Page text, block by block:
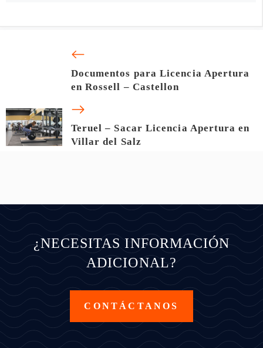
Documentos para Licencia Apertura
en Rossell – Castellon
Teruel – Sacar Licencia Apertura en
Villar del Salz
¿NECESITAS INFORMACIÓN
ADICIONAL?
CONTÁCTANOS